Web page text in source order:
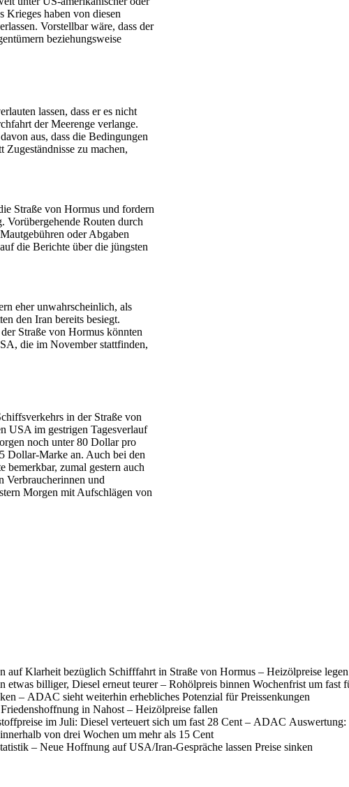
Krieges haben von diesen
Vorstellbar wäre, dass der
beziehungsweise
lassen, dass er es nicht
der Meerenge verlange.
aus, dass die Bedingungen
zu machen,
Straße von Hormus und fordern
Vorübergehende Routen durch
oder Abgaben
die Berichte über die jüngsten
eher unwahrscheinlich, als
den Iran bereits besiegt.
Straße von Hormus könnten
die im November stattfinden,
in der Straße von
USA im gestrigen Tagesverlauf
noch unter 80 Dollar pro
Dollar-Marke an. Auch bei den
bemerkbar, zumal gestern auch
Verbraucherinnen und
Morgen mit Aufschlägen von
auf Klarheit bezüglich Schifffahrt in Straße von Hormus – Heizölpreise
etwas billiger, Diesel erneut teurer – Rohölpreis binnen Wochenfrist um fast
– ADAC sieht weiterhin erhebliches Potenzial für Preissenkungen
in Nahost – Heizölpreise fallen
im Juli: Diesel verteuert sich um fast 28 Cent – ADAC Auswertung:
von drei Wochen um mehr als 15 Cent
– Neue Hoffnung auf USA/Iran-Gespräche lassen Preise sinken